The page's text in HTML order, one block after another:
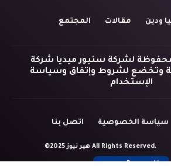
ودين مقالات المجتمع
لشركة سنيور ميديا شركة
وتخضع لشروط وإتفاق وسياسة
الإستخدام
سياسة الخصوصية اتصل بنا
©2025 هير نيوز All Rights Reserved.
Powered by